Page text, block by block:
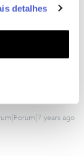
e
interesses
gerir a
detalhes
mas não se vê
years ago